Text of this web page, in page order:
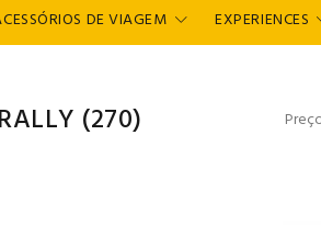
DE VIAGEM EXPERIENCES
(270)